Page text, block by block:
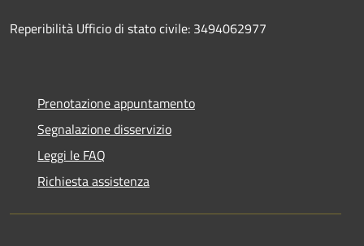
Reperibilità Ufficio di stato civile: 3494062977
Prenotazione appuntamento
Segnalazione disservizio
Leggi le FAQ
Richiesta assistenza